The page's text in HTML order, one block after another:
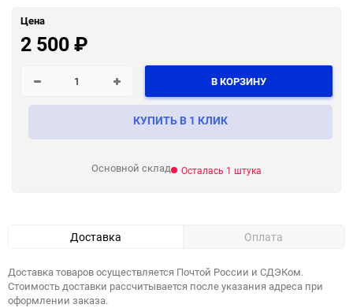
Цена
2 500₽
В КОРЗИНУ
КУПИТЬ В 1 КЛИК
Основной склад Осталась 1 штука
Доставка Оплата
Доставка товаров осуществляется Почтой России и СДЭКом.
Стоимость доставки рассчитывается после указания адреса при
оформлении заказа.